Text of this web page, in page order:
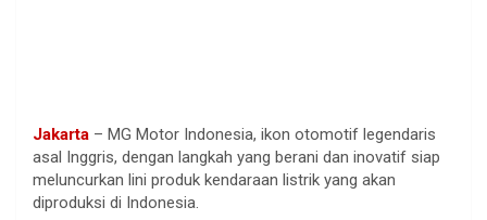
Jakarta – MG Motor Indonesia, ikon otomotif legendaris
asal Inggris, dengan langkah yang berani dan inovatif siap
meluncurkan lini produk kendaraan listrik yang akan
diproduksi di Indonesia.